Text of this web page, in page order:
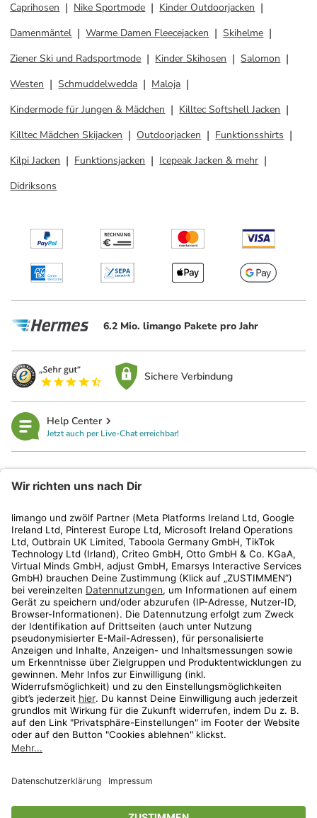
Caprihosen
Nike Sportmode
Kinder Outdoorjacken
Damenmäntel
Warme Damen Fleecejacken
Skihelme
Ziener Ski und Radsportmode
Kinder Skihosen
Salomon
Westen
Schmuddelwedda
Maloja
Kindermode für Jungen & Mädchen
Killtec Softshell Jacken
Killtec Mädchen Skijacken
Outdoorjacken
Funktionsshirts
Kilpi Jacken
Funktionsjacken
Icepeak Jacken & mehr
Didriksons
6.2 Mio. limango Pakete pro Jahr
Sichere Verbindung
Help Center
Jetzt auch per Live-Chat erreichbar!
Kundenservice
Shop
Aktionen
Travel